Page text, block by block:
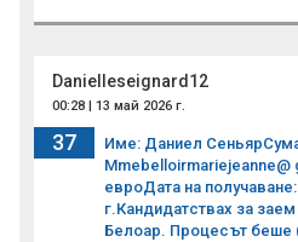
Danielleseignard12
00:28 | 13 май 2026 г.
37
Име: Даниел
Mmebelloirmariejeanne@
евроДата на
г.Кандидатствах за
Белоар. Процесът беше